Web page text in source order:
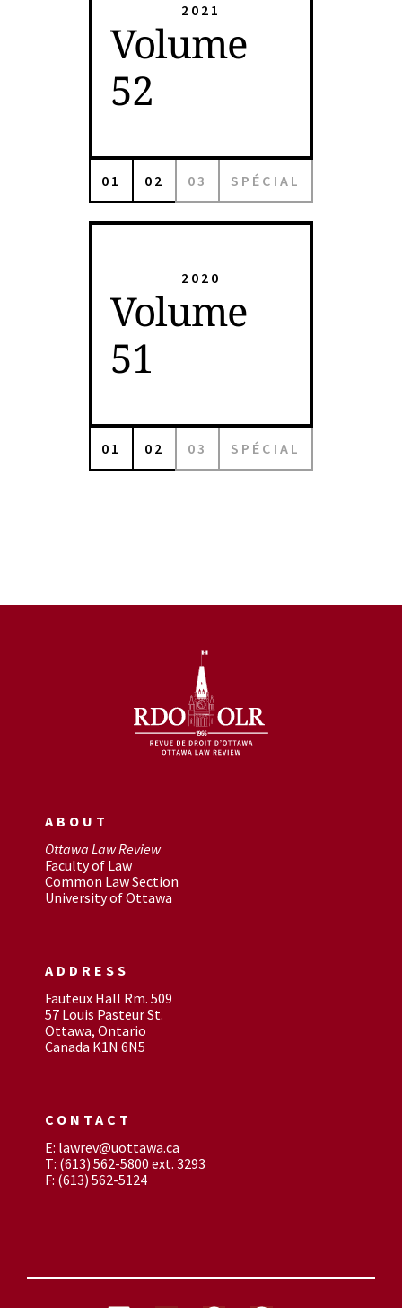
2021
Volume
52
01 02 03 SPÉCIAL
2020
Volume
51
01 02 03 SPÉCIAL
ABOUT
Ottawa Law Review
Faculty of Law
Common Law Section
University of Ottawa
ADDRESS
Fauteux Hall Rm. 509
57 Louis Pasteur St.
Ottawa, Ontario
Canada K1N 6N5
CONTACT
E: lawrev@uottawa.ca
T: (613) 562-5800 ext. 3293
F: (613) 562-5124